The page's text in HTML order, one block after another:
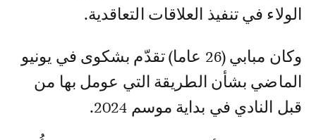
الولاء في تنفيذ العلاقات التعاقدية.
وكان مبابي (26 عاما) تقدّم بشكوى في يونيو
الماضي بشأن الطريقة التي عومل بها من
قبل النادي في بداية موسم 2024.